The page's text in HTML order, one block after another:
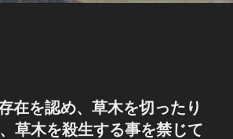
在を認め、草木を切ったり
草木を殺生する事を禁じて